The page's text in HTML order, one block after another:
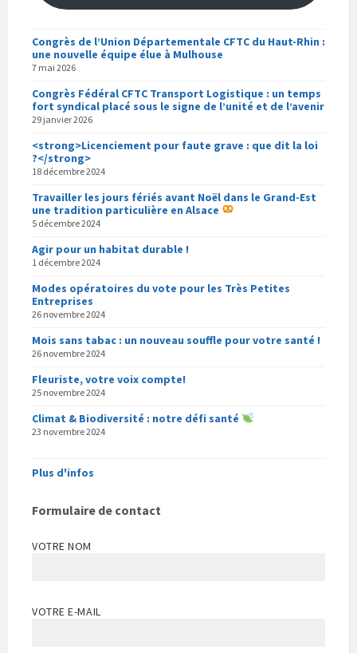
Congrès de l’Union Départementale CFTC du Haut-Rhin :
une nouvelle équipe élue à Mulhouse
7 mai 2026
Congrès Fédéral CFTC Transport Logistique : un temps
fort syndical placé sous le signe de l’unité et de l’avenir
29 janvier 2026
<strong>Licenciement pour faute grave : que dit la loi
?</strong>
18 décembre 2024
Travailler les jours fériés avant Noël dans le Grand-Est
une tradition particulière en Alsace
5 décembre 2024
Agir pour un habitat durable !
1 décembre 2024
Modes opératoires du vote pour les Très Petites
Entreprises
26 novembre 2024
Mois sans tabac : un nouveau souffle pour votre santé !
26 novembre 2024
Fleuriste, votre voix compte!
25 novembre 2024
Climat & Biodiversité : notre défi santé
23 novembre 2024
Plus d'infos
Formulaire de contact
VOTRE NOM
VOTRE E-MAIL